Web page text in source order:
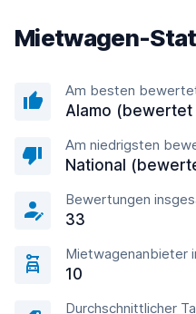
Mietwagen-
Am besten
Alamo (bewertet
Am niedrigsten
National
Bewertungen
33
Mietwagenanbieter
10
Durchschnittlicher